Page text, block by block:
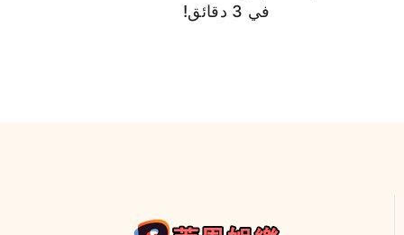
في 3 دقائق!